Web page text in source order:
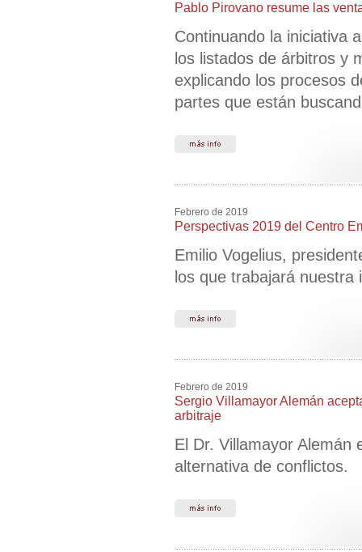
Pablo Pirovano resume las
Continuando la iniciativa
los listados de árbitros y
explicando los procesos
partes que están
Febrero de 2019
Perspectivas 2019 del Centro
Emilio Vogelius,
los que trabajará nuestra
Febrero de 2019
Sergio Villamayor Alemán
arbitraje
El Dr. Villamayor Alemán
alternativa de conflictos.